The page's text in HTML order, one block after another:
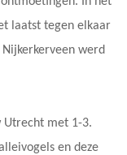
laatst tegen elkaar
werd
Utrecht met 1-3.
en deze